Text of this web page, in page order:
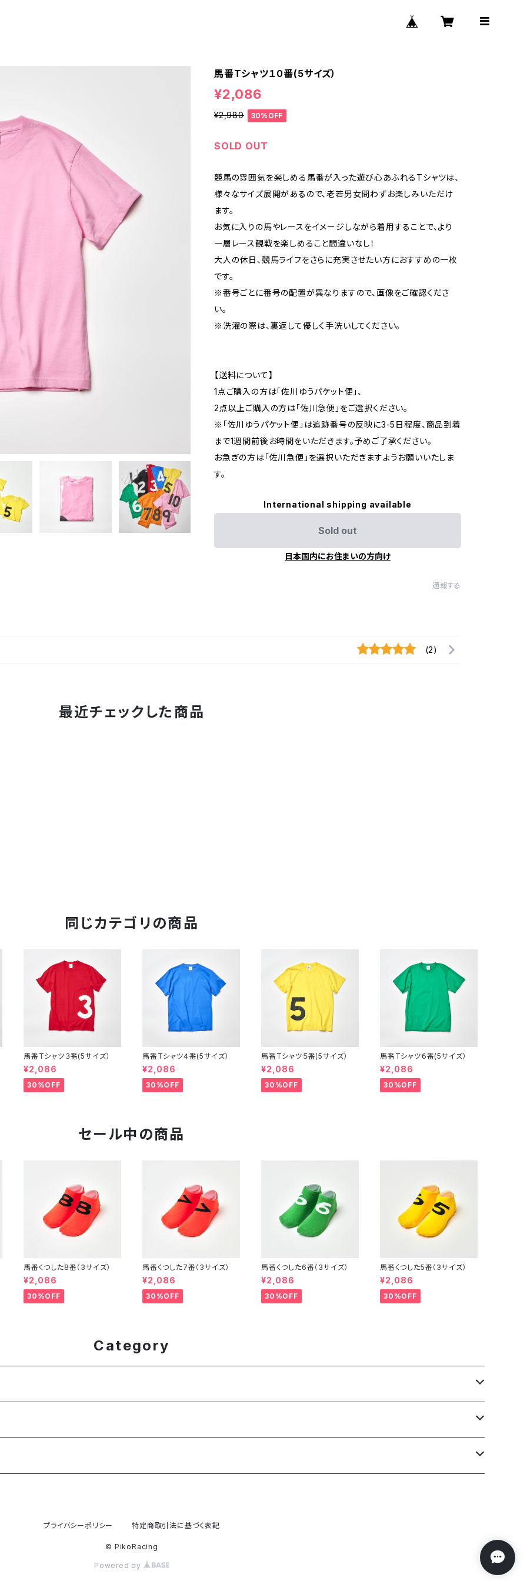
馬番Tシャツ１０番(5サイズ）
¥2,086
¥2,980 30%OFF
SOLD OUT
競馬の雰囲気を楽しめる馬番が入った遊び心あふれるTシャツは、
様々なサイズ展開があるので、老若男女問わずお楽しみいただけ
ます。
お気に入りの馬やレースをイメージしながら着用することで、より
一層レース観戦を楽しめること間違いなし！
大人の休日、競馬ライフをさらに充実させたい方におすすめの一枚
です。
※番号ごとに番号の配置が異なりますので、画像をご確認くださ
い。
※洗濯の際は、裏返して優しく手洗いしてください。
【送料について】
1点ご購入の方は「佐川ゆうパケット便」、
2点以上ご購入の方は「佐川急便」をご選択ください。
※「佐川ゆうパケット便」は追跡番号の反映に3-5日程度、商品到着
まで1週間前後お時間をいただきます。予めご了承ください。
お急ぎの方は「佐川急便」を選択いただきますようお願いいたしま
す。
International shipping available
Sold out
日本国内にお住まいの方向け
通報する
(2)
最近チェックした商品
同じカテゴリの商品
馬番Tシャツ３番(5サイズ）
¥2,086
30%OFF
馬番Tシャツ４番(5サイズ）
¥2,086
30%OFF
馬番Tシャツ５番(5サイズ）
¥2,086
30%OFF
馬番Tシャツ６番(5サイズ）
¥2,086
30%OFF
セール中の商品
馬番くつした8番（3サイズ）
¥2,086
30%OFF
馬番くつした7番（3サイズ）
¥2,086
30%OFF
馬番くつした6番（3サイズ）
¥2,086
30%OFF
馬番くつした5番（3サイズ）
¥2,086
30%OFF
Category
プライバシーポリシー 特定商取引法に基づく表記
© PikoRacing
Powered by